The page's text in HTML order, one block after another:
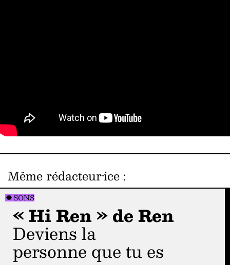
Même rédacteur·ice :
SONS
« Hi Ren » de Ren
Deviens la
personne que tu es